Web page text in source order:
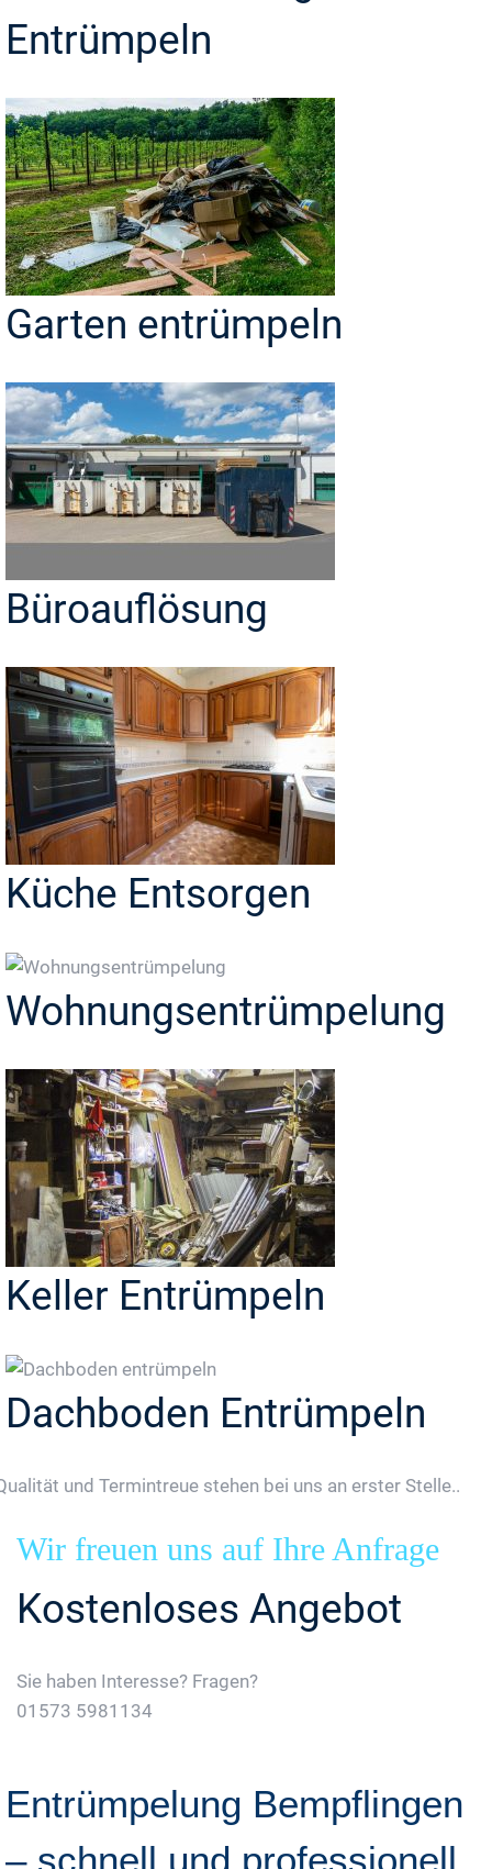
Entrümpeln
Garten entrümpeln
Büroauflösung
Küche Entsorgen
Wohnungsentrümpelung
Keller Entrümpeln
Dachboden Entrümpeln
und Termintreue stehen bei uns an erster Stelle..
Wir freuen uns auf Ihre Anfrage
Kostenloses Angebot
Sie haben Interesse? Fragen?
01573 5981134
Entrümpelung Bempflingen
– schnell und professionell